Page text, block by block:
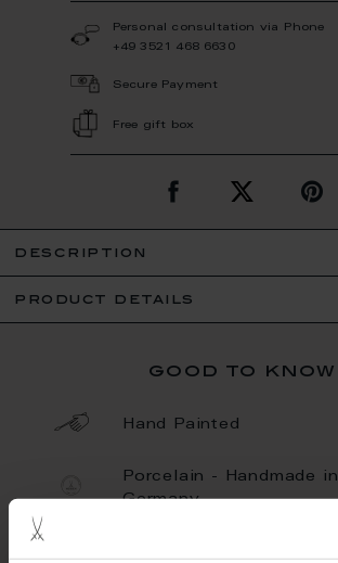
Personal consultation via Phone
+49 3521 468 6630
Secure Payment
Free gift box
description
product details
good to know
Hand Painted
Porcelain - Handmade in
Germany